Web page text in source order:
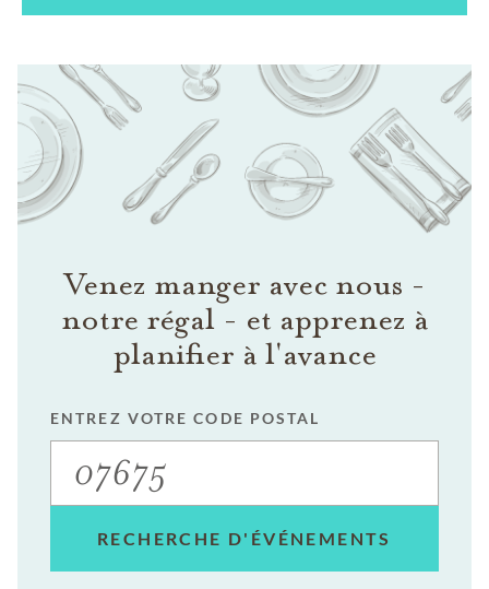
Venez manger avec nous -
notre régal - et apprenez à
planifier à l'avance
ENTREZ VOTRE CODE POSTAL
RECHERCHE D'ÉVÉNEMENTS